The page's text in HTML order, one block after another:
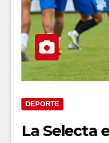
DEPORTE
La Selecta